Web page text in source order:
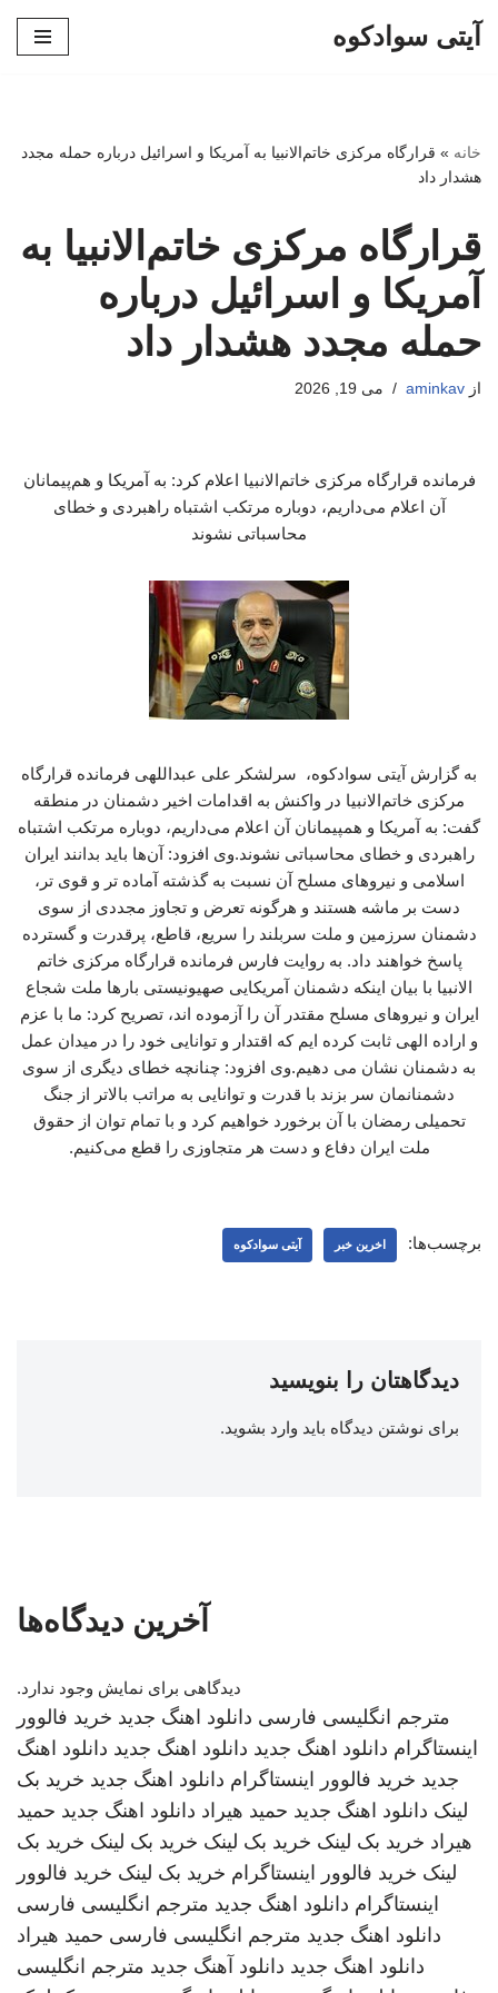
آیتی سوادکوه
خانه » قرارگاه مرکزی خاتم‌الانبیا به آمریکا و اسرائیل درباره حمله مجدد
هشدار داد
قرارگاه مرکزی خاتم‌الانبیا به
آمریکا و اسرائیل درباره
حمله مجدد هشدار داد
از aminkav می 19, 2026
فرمانده قرارگاه مرکزی خاتم‌الانبیا اعلام کرد: به آمریکا و هم‌پیمانان
آن اعلام می‌داریم، دوباره مرتکب اشتباه راهبردی و خطای
محاسباتی نشوند
به گزارش آیتی سوادکوه، سرلشکر علی عبداللهی فرمانده قرارگاه
مرکزی خاتم‌الانبیا در واکنش به اقدامات اخیر دشمنان در منطقه
گفت: به آمریکا و همپیمانان آن اعلام می‌داریم، دوباره مرتکب اشتباه
راهبردی و خطای محاسباتی نشوند.وی افزود: آن‌ها باید بدانند ایران
اسلامی و نیروهای مسلح آن نسبت به گذشته آماده تر و قوی تر،
دست بر ماشه هستند و هرگونه تعرض و تجاوز مجددی از سوی
دشمنان سرزمین و ملت سربلند را سریع، قاطع، پرقدرت و گسترده
پاسخ خواهند داد. به روایت فارس فرمانده قرارگاه مرکزی خاتم
الانبیا با بیان اینکه دشمنان آمریکایی صهیونیستی بارها ملت شجاع
ایران و نیروهای مسلح مقتدر آن را آزموده اند، تصریح کرد: ما با عزم
و اراده الهی ثابت کرده ایم که اقتدار و توانایی خود را در میدان عمل
به دشمنان نشان می دهیم.وی افزود: چنانچه خطای دیگری از سوی
دشمنانمان سر بزند با قدرت و توانایی به مراتب بالاتر از جنگ
تحمیلی رمضان با آن برخورد خواهیم کرد و با تمام توان از حقوق
ملت ایران دفاع و دست هر متجاوزی را قطع می‌کنیم.
برچسب‌ها: اخرین خبر آیتی سوادکوه
دیدگاهتان را بنویسید
برای نوشتن دیدگاه باید وارد بشوید.
آخرین دیدگاه‌ها
دیدگاهی برای نمایش وجود ندارد.
مترجم انگلیسی فارسی دانلود اهنگ جدید خرید فالوور
اینستاگرام دانلود اهنگ جدید دانلود اهنگ جدید دانلود اهنگ
جدید خرید فالوور اینستاگرام دانلود اهنگ جدید خرید بک
لینک دانلود اهنگ جدید حمید هیراد دانلود اهنگ جدید حمید
هیراد خرید بک لینک خرید بک لینک خرید بک لینک خرید بک
لینک خرید فالوور اینستاگرام خرید بک لینک خرید فالوور
اینستاگرام دانلود اهنگ جدید مترجم انگلیسی فارسی
دانلود اهنگ جدید مترجم انگلیسی فارسی حمید هیراد
دانلود اهنگ جدید دانلود آهنگ جدید مترجم انگلیسی